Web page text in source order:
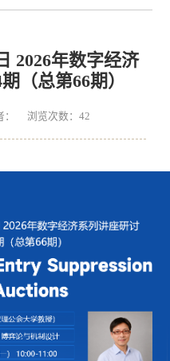
2026年数字经济
（总第66期）
： 浏览次数： 42